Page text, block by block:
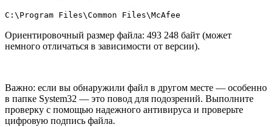
C:\Program Files\Common Files\McAfee
Ориентировочный размер файла: 493 248 байт (может
немного отличаться в зависимости от версии).
Важно: если вы обнаружили файл в другом месте — особенно
в папке System32 — это повод для подозрений. Выполните
проверку с помощью надежного антивируса и проверьте
цифровую подпись файла.